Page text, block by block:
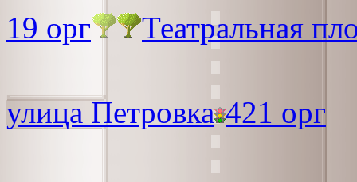
19 орг Театральная
улица Петровка 421 орг